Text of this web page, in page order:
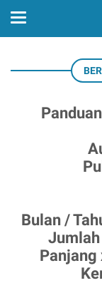
Bulan /
Panjang